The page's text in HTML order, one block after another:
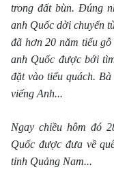
trong đất bùn. Đúng
anh Quốc dời chuyển
đã hơn 20 năm tiểu
anh Quốc được bới
đặt vào tiểu quách.
viếng Anh...
Ngay chiều hôm đó
Quốc được đưa về
tỉnh Quảng Nam...